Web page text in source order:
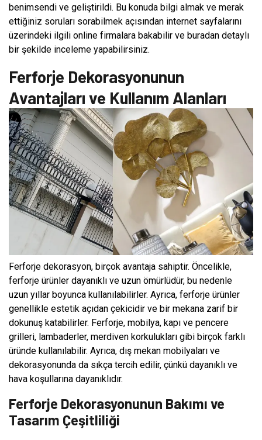
benimsendi ve geliştirildi. Bu konuda bilgi almak ve merak
ettiğiniz soruları sorabilmek açısından internet sayfalarını
üzerindeki ilgili online firmalara bakabilir ve buradan detaylı
bir şekilde inceleme yapabilirsiniz.
Ferforje Dekorasyonunun
Avantajları ve Kullanım Alanları
Ferforje dekorasyon, birçok avantaja sahiptir. Öncelikle,
ferforje ürünler dayanıklı ve uzun ömürlüdür, bu nedenle
uzun yıllar boyunca kullanılabilirler. Ayrıca, ferforje ürünler
genellikle estetik açıdan çekicidir ve bir mekana zarif bir
dokunuş katabilirler. Ferforje, mobilya, kapı ve pencere
grilleri, lambaderler, merdiven korkulukları gibi birçok farklı
üründe kullanılabilir. Ayrıca, dış mekan mobilyaları ve
dekorasyonunda da sıkça tercih edilir, çünkü dayanıklı ve
hava koşullarına dayanıklıdır.
Ferforje Dekorasyonunun Bakımı ve
Tasarım Çeşitliliği